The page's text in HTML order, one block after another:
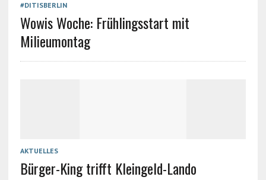
#DITISBERLIN
Wowis Woche: Frühlingsstart mit
Milieumontag
AKTUELLES
Bürger-King trifft Kleingeld-Lando